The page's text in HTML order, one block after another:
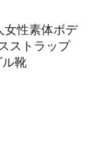
女性素体ボデ
ストラップ
靴